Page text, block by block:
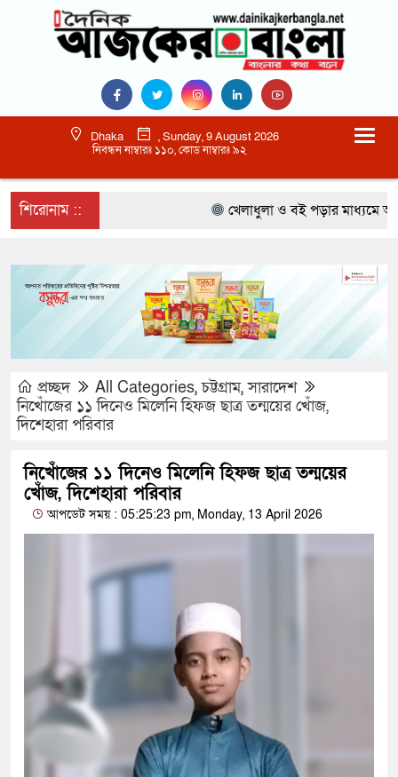
Dhaka
, Sunday, 9 August 2026
নিবন্ধন নাম্বারঃ ১১০, কোড নাম্বারঃ ৯২
শিরোনাম :: খেলাধুলা ও বই পড়ার মাধ্যমে
প্রচ্ছদ All Categories,চট্টগ্রাম,সারাদেশ
নিখোঁজের ১১ দিনেও মিলেনি হিফজ ছাত্র তন্ময়ের খোঁজ,
দিশেহারা পরিবার
নিখোঁজের ১১ দিনেও মিলেনি হিফজ ছাত্র তন্ময়ের
খোঁজ, দিশেহারা পরিবার
আপডেট সময় : 05:25:23 pm, Monday, 13 April 2026